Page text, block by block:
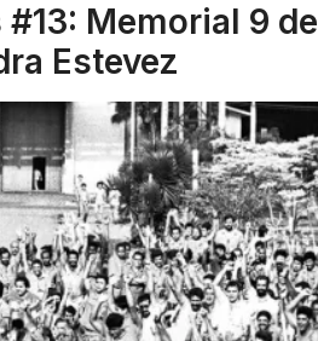
Memorial 9 de
Estevez